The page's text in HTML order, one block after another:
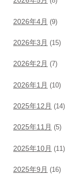
2026年4月 (9)
2026年3月 (15)
2026年2月 (7)
2026年1月 (10)
2025年12月 (14)
2025年11月 (5)
2025年10月 (11)
2025年9月 (16)